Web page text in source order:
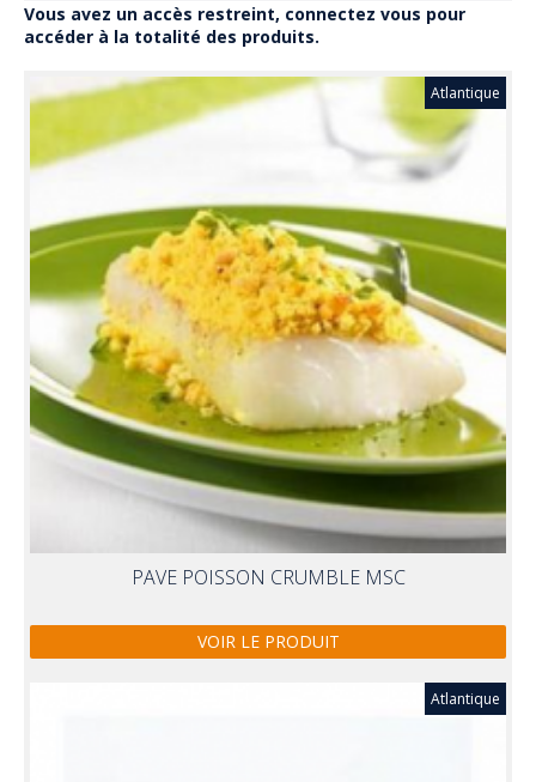
Vous avez un accès restreint, connectez vous pour
accéder à la totalité des produits.
Atlantique
PAVE POISSON CRUMBLE MSC
VOIR LE PRODUIT
Atlantique